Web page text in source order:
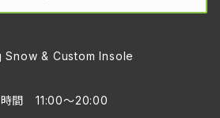
Snow & Custom Insole
時間 11:00〜20:00